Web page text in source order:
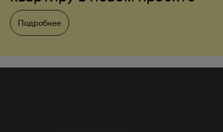
Подробнее